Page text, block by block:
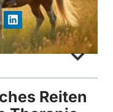
Reiten